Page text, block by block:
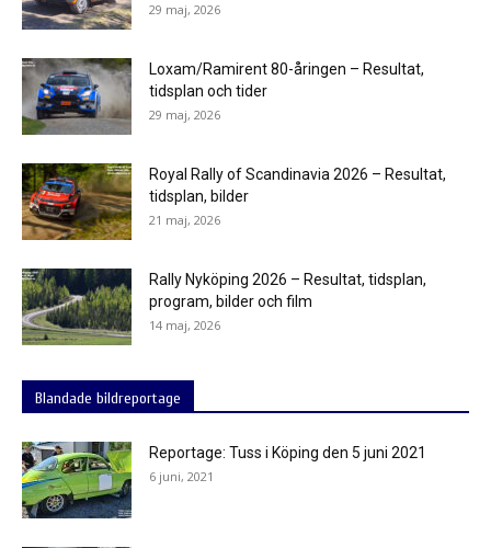
29 maj, 2026
Loxam/Ramirent 80-åringen – Resultat,
tidsplan och tider
29 maj, 2026
Royal Rally of Scandinavia 2026 – Resultat,
tidsplan, bilder
21 maj, 2026
Rally Nyköping 2026 – Resultat, tidsplan,
program, bilder och film
14 maj, 2026
Blandade bildreportage
Reportage: Tuss i Köping den 5 juni 2021
6 juni, 2021